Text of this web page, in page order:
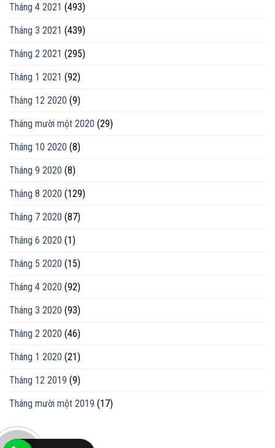
Tháng 4 2021 (493)
Tháng 3 2021 (439)
Tháng 2 2021 (295)
Tháng 1 2021 (92)
Tháng 12 2020 (9)
Tháng mười một 2020 (29)
Tháng 10 2020 (8)
Tháng 9 2020 (8)
Tháng 8 2020 (129)
Tháng 7 2020 (87)
Tháng 6 2020 (1)
Tháng 5 2020 (15)
Tháng 4 2020 (92)
Tháng 3 2020 (93)
Tháng 2 2020 (46)
Tháng 1 2020 (21)
Tháng 12 2019 (9)
Tháng mười một 2019 (17)